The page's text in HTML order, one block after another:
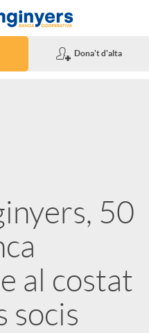
Dona't d'alta
50
al costat
socis